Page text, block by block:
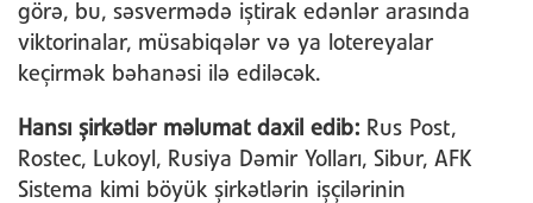
görə, bu, səsvermədə iştirak edənlər arasında
viktorinalar, müsabiqələr və ya lotereyalar
keçirmək bəhanəsi ilə ediləcək.
Hansı şirkətlər məlumat daxil edib: Rus Post,
Rostec, Lukoyl, Rusiya Dəmir Yolları, Sibur, AFK
Sistema kimi böyük şirkətlərin işçilərinin